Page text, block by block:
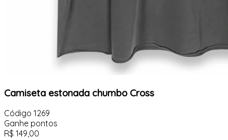
Camiseta estonada chumbo Cross
Código 1269
Ganhe pontos
R$ 149,00